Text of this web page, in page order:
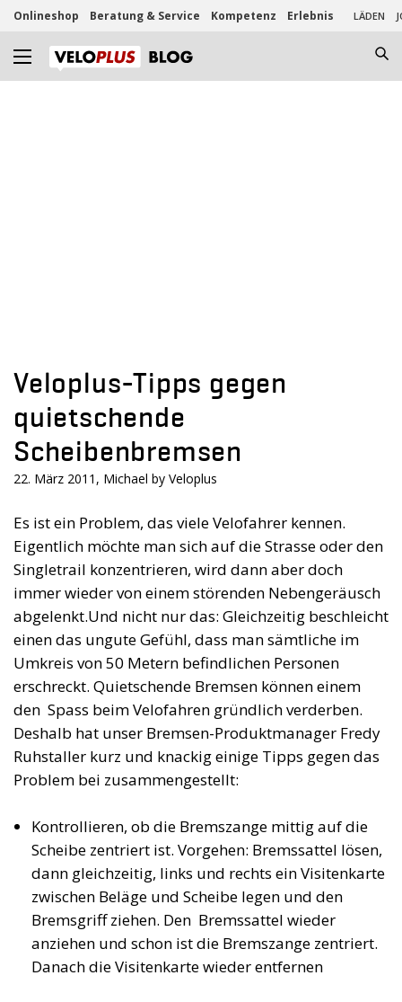
Onlineshop Beratung & Service Kompetenz Erlebnis LÄDEN
Veloplus-Tipps gegen
quietschende
Scheibenbremsen
22. März 2011, Michael by Veloplus
Es ist ein Problem, das viele Velofahrer kennen.
Eigentlich möchte man sich auf die Strasse oder den
Singletrail konzentrieren, wird dann aber doch
immer wieder von einem störenden Nebengeräusch
abgelenkt.Und nicht nur das: Gleichzeitig beschleicht
einen das ungute Gefühl, dass man sämtliche im
Umkreis von 50 Metern befindlichen Personen
erschreckt. Quietschende Bremsen können einem
den Spass beim Velofahren gründlich verderben.
Deshalb hat unser Bremsen-Produktmanager Fredy
Ruhstaller kurz und knackig einige Tipps gegen das
Problem bei zusammengestellt:
Kontrollieren, ob die Bremszange mittig auf die
Scheibe zentriert ist. Vorgehen: Bremssattel lösen,
dann gleichzeitig, links und rechts ein Visitenkarte
zwischen Beläge und Scheibe legen und den
Bremsgriff ziehen. Den Bremssattel wieder
anziehen und schon ist die Bremszange zentriert.
Danach die Visitenkarte wieder entfernen